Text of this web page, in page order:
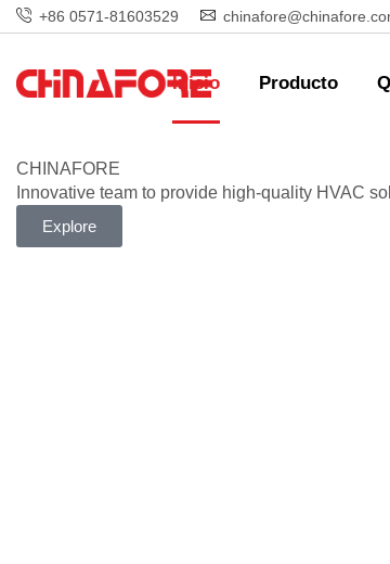
+86 0571-81603529
Inicio Producto
CHINAFORE
Innovative team to provide high-quality HVAC
Explore